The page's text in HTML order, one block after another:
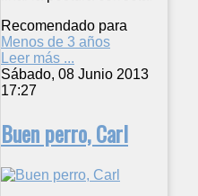
Recomendado para
Menos de 3 años
Leer más ...
Sábado, 08 Junio 2013
17:27
Buen perro, Carl